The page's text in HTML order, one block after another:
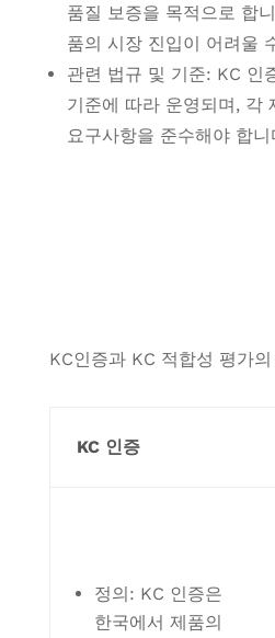
품질 보증을 목적으로 합
품의 시장 진입이 어려울
관련 법규 및 기준: KC 인
기준에 따라 운영되며, 각
요구사항을 준수해야 합니
KC인증과 KC 적합성 평가의
KC 인증
정의: KC 인증은
한국에서 제품의